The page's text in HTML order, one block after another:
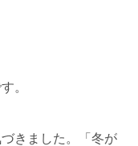
。
きました。「冬が